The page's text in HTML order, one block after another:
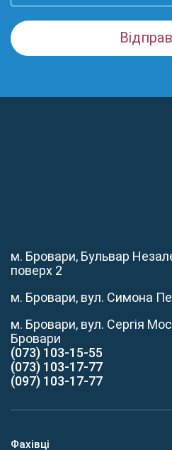
м. Бровари, Бульвар
поверх 2
м. Бровари, вул. Симона
м. Бровари, вул. Сергія
Бровари
(073) 103-15-55
(073) 103-17-77
(097) 103-17-77
Фахівці